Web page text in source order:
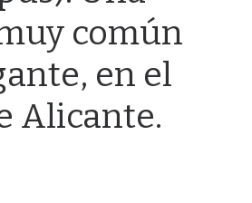
común
en el
Alicante.